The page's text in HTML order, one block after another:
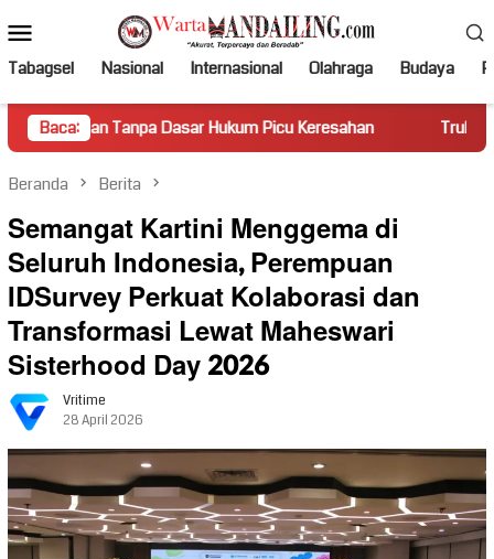
ke
kontenMobile
Tabagsel Nasional Internasional Olahraga Budaya
Baca:
Dasar Hukum Picu Keresahan Truk Miring Hambat
Beranda Berita
Semangat Kartini Menggema di
Seluruh Indonesia, Perempuan
IDSurvey Perkuat Kolaborasi dan
Transformasi Lewat Maheswari
Sisterhood Day 2026
Vritime
28 April 2026